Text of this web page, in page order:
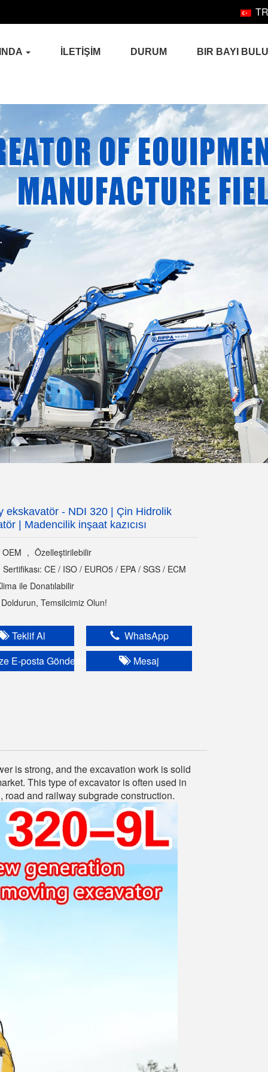
TR
İLETİŞİM DURUM BIR BAYI
ekskavatör - NDI 320 | Çin Hidrolik
| Madencilik inşaat kazıcısı
， Özelleştirilebilir
CE / ISO / EURO5 / EPA / SGS / ECM
ile Donatılabilir
Temsilcimiz Olun!
Teklif Al
WhatsApp
E-posta Gönderin
Mesaj
is strong, and the excavation work is solid
This type of excavator is often used in
and railway subgrade construction.